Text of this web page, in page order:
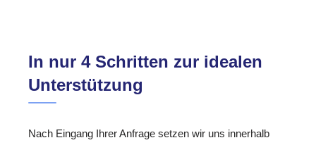
In nur 4 Schritten zur idealen
Unterstützung
Nach Eingang Ihrer Anfrage setzen wir uns innerhalb